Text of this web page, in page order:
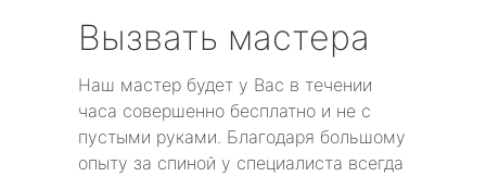
Вызвать мастера
Наш мастер будет у Вас в течении
часа совершенно бесплатно и не с
пустыми руками. Благодаря большому
опыту за спиной у специалиста всегда